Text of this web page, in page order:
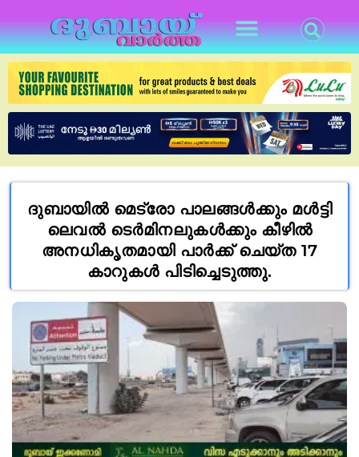
ദുബായിൽ മെട്രോ പാലങ്ങൾക്കും മൾട്ടി
ലെവൽ ടെർമിനലുകൾക്കും കീഴിൽ
അനധികൃതമായി പാർക്ക് ചെയ്ത 17
കാറുകൾ പിടിച്ചെടുത്തു.